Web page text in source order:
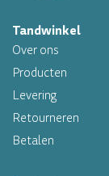
Tandwinkel
Over ons
Producten
Levering
Retourneren
Betalen